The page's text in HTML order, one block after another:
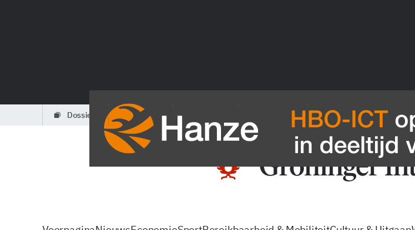
dossiers partners vacatures zo volg je de GIC